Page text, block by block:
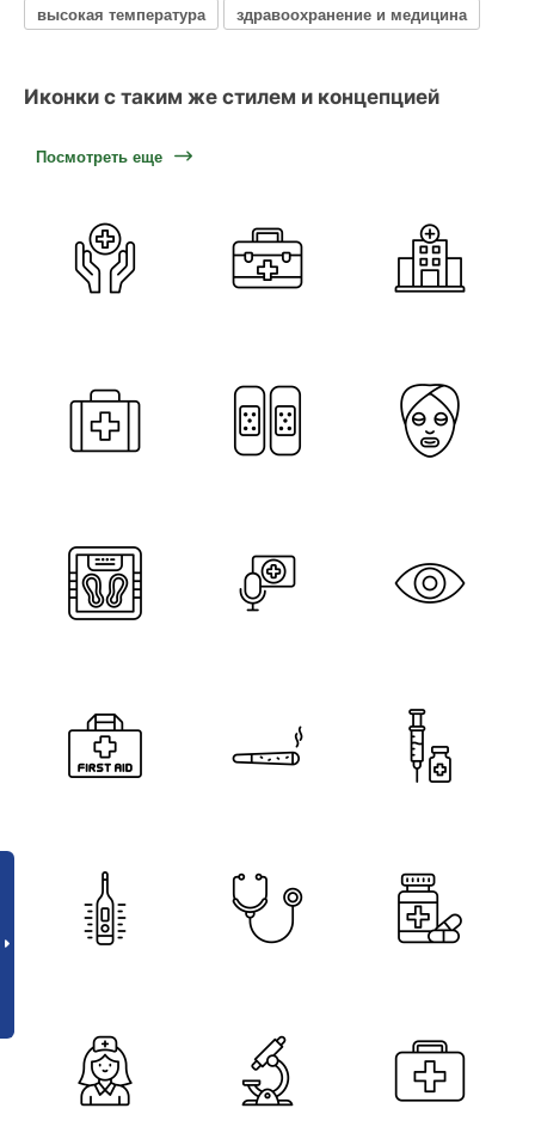
высокая температура
здравоохранение и медицина
Иконки с таким же стилем и концепцией
Посмотреть еще